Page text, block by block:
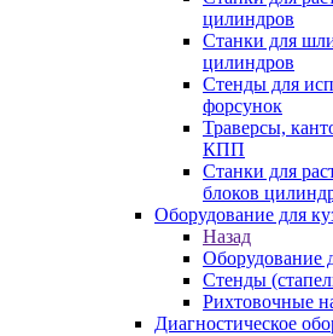
цилиндров
Станки для
цилиндров
Стенды для
форсунок
Траверсы,
КПП
Станки для
блоков
Оборудование для
Назад
Оборудование
Стенды
Рихтовочные
Диагностическое